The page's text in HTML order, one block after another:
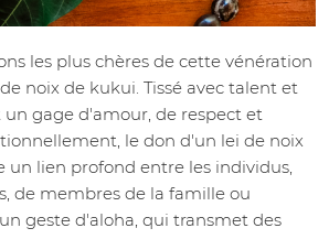
les plus chères de cette vénération
noix de kukui. Tissé avec talent et
un gage d'amour, de respect et
le don d'un lei de noix
un lien profond entre les individus,
de membres de la famille ou
geste d'aloha, qui transmet des